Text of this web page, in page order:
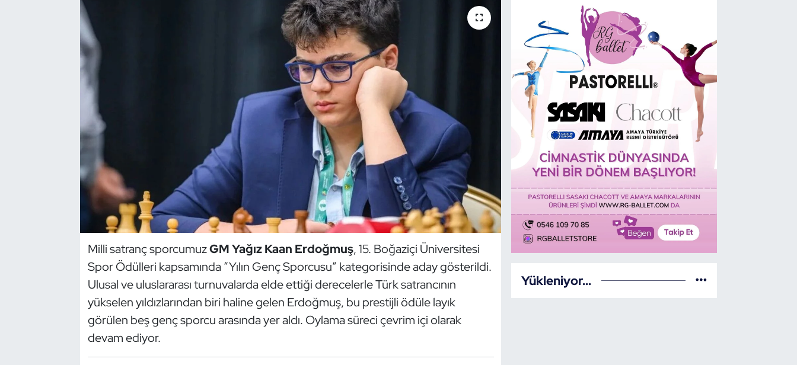
Milli satranç sporcumuzGM Yağız Kaan Erdoğmuş, 15. Boğaziçi Üniversitesi
Spor Ödülleri kapsamında “Yılın Genç Sporcusu” kategorisinde aday gösterildi.
Ulusal ve uluslararası turnuvalarda elde ettiği derecelerle Türk satrancının
yükselen yıldızlarından biri haline gelen Erdoğmuş, bu prestijli ödüle layık
görülen beş genç sporcu arasında yer aldı. Oylama süreci çevrim içi olarak
devam ediyor.
Yükleniyor...
Buz Pateni
Çim Hokeyi
Dans Sporları
Dövüş Sanatı